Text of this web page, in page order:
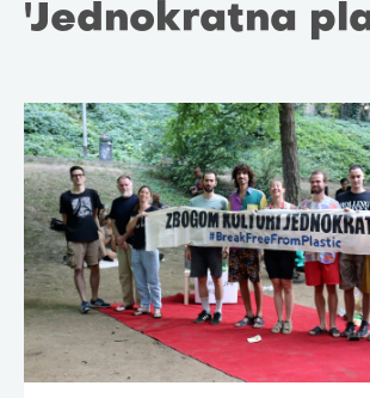
'Jednokratna